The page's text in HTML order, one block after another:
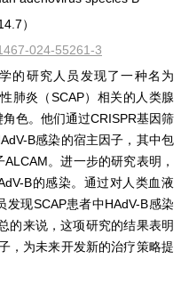
）
024-55261-3
的研究人员发现了一种名为
肺炎（SCAP）相关的人类腺
色。他们通过CRISPR基因筛
B感染的宿主因子，其中包
。进一步的研究表明，
B的感染。通过对人类血液
现SCAP患者中HAdV-B感染
的来说，这项研究的结果表明
，为未来开发新的治疗策略提